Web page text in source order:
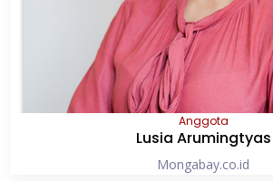
Anggota
Lusia Arumingtyas
Mongabay.co.id